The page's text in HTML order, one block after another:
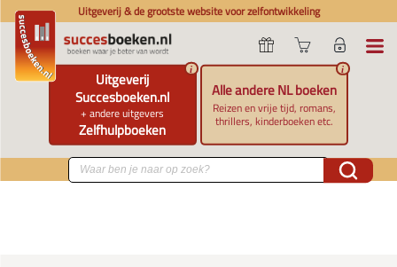
Uitgeverij & de grootste website voor zelfontwikkeling
Uitgeverij
Succesboeken.nl
+ andere uitgevers
Zelfhulpboeken
i
Alle andere NL boeken
Reizen en vrije tijd, romans,
thrillers, kinderboeken etc.
i